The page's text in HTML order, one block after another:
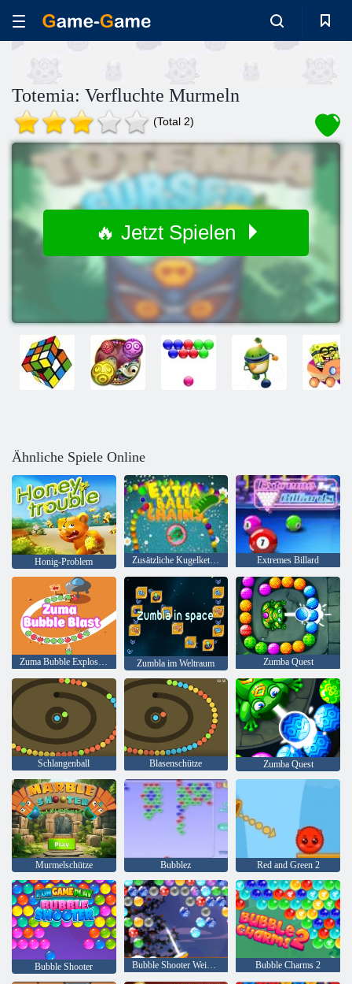
Totemia: Verfluchte Murmeln
(Total 2)
🔥 Jetzt Spielen
Ähnliche Spiele Online
Honig-Problem Zusätzliche Kugelketten Extremes Billard
Zuma Bubble Explosion Zumbla im Weltraum Zumba Quest
Schlangenball Blasenschütze Zumba Quest
Murmelschütze Bubblez Red and Green 2
Bubble Shooter Bubble Shooter Weihnachten Bubble Charms 2